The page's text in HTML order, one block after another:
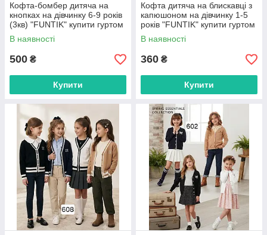
Кофта-бомбер дитяча на
кнопках на дівчинку 6-9 років
(3кв) "FUNTIK" купити гуртом
в Одесі на 7км
В наявності
500 ₴
Купити
Кофта дитяча на блискавці з
капюшоном на дівчинку 1-5
років "FUNTIK" купити гуртом
в Одесі на 7км
В наявності
360 ₴
Купити